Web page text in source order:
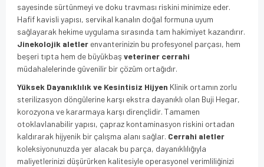
sayesinde sürtünmeyi ve doku travması riskini minimize eder.
Hafif kavisli yapısı, servikal kanalın doğal formuna uyum
sağlayarak hekime uygulama sırasında tam hakimiyet kazandırır.
Jinekolojik aletler envanterinizin bu profesyonel parçası, hem
beşeri tıpta hem de büyükbaş veteriner cerrahi
müdahalelerinde güvenilir bir çözüm ortağıdır.
Yüksek Dayanıklılık ve Kesintisiz Hijyen Klinik ortamın zorlu
sterilizasyon döngülerine karşı ekstra dayanıklı olan Buji Hegar,
korozyona ve kararmaya karşı dirençlidir. Tamamen
otoklavlanabilir yapısı, çapraz kontaminasyon riskini ortadan
kaldırarak hijyenik bir çalışma alanı sağlar. Cerrahi aletler
koleksiyonunuzda yer alacak bu parça, dayanıklılığıyla
maliyetlerinizi düşürürken kalitesiyle operasyonel verimliliğinizi